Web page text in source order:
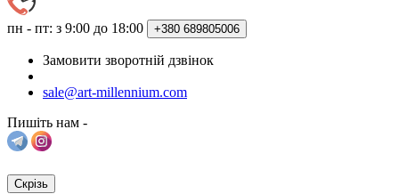
пн - пт: з 9:00 до 18:00 +380 689805006
Замовити зворотній дзвінок
sale@art-millennium.com
Пишіть нам -
Скрізь